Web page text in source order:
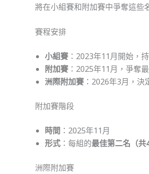
將在小組賽和附加賽中爭奪這些
賽程安排
小組賽 ：2023年11月開始，
附加賽 ：2025年11月，爭奪
洲際附加賽 ：2026年3月，決
附加賽階段
時間 ：2025年11月
形式 ：每組的最佳第二名（共4
洲際附加賽